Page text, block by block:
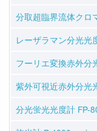
分取超臨界流体クロ
レーザラマン分光光
フーリエ変換赤外分
紫外可視近赤外分
分光蛍光光度計 FP-